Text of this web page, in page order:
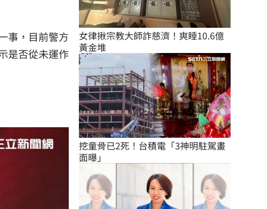
事，目前警方
是否從未運作
女律揪宗教大師詐慈濟！爽睡10.6億
黃金堆
挖童骨已2死！台積電「3神明駐駕畫
面曝」